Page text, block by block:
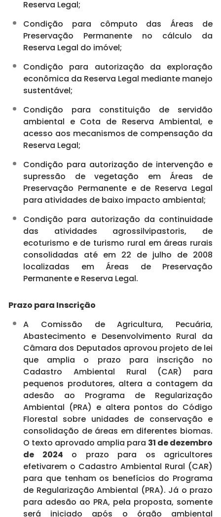
Reserva Legal;
Condição para cômputo das Áreas de
Preservação Permanente no cálculo da
Reserva Legal do imóvel;
Condição para autorização da exploração
econômica da Reserva Legal mediante manejo
sustentável;
Condição para constituição de servidão
ambiental e Cota de Reserva Ambiental, e
acesso aos mecanismos de compensação da
Reserva Legal;
Condição para autorização de intervenção e
supressão de vegetação em Áreas de
Preservação Permanente e de Reserva Legal
para atividades de baixo impacto ambiental;
Condição para autorização da continuidade
das atividades agrossilvipastoris, de
ecoturismo e de turismo rural em áreas rurais
consolidadas até em 22 de julho de 2008
localizadas em Áreas de Preservação
Permanente e Reserva Legal.
Prazo para Inscrição
A Comissão de Agricultura, Pecuária,
Abastecimento e Desenvolvimento Rural da
Câmara dos Deputados aprovou projeto de lei
que amplia o prazo para inscrição no
Cadastro Ambiental Rural (CAR) para
pequenos produtores, altera a contagem da
adesão ao Programa de Regularização
Ambiental (PRA) e altera pontos do Código
Florestal sobre unidades de conservação e
consolidação de áreas em diferentes biomas.
O texto aprovado amplia para 31 de dezembro
de 2024 o prazo para os agricultores
efetivarem o Cadastro Ambiental Rural (CAR)
para que tenham os benefícios do Programa
de Regularização Ambiental (PRA). Já o prazo
para adesão ao PRA, pela proposta, somente
será iniciado após o órgão ambiental